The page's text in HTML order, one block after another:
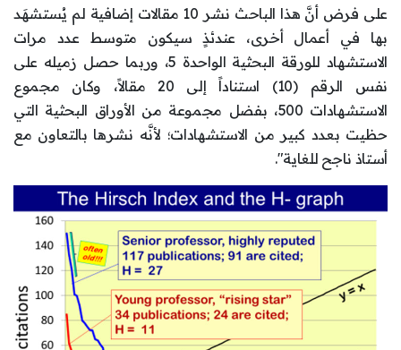
على فرض أنَّ هذا الباحث نشر 10 مقالات إضافية لم يُستشهَد
بها في أعمال أخرى، عندئذٍ سيكون متوسط عدد مرات
الاستشهاد للورقة البحثية الواحدة 5، وربما حصل زميله على
نفس الرقم (10) استناداً إلى 20 مقالاً، وكان مجموع
الاستشهادات 500، بفضل مجموعة من الأوراق البحثية التي
حظيت بعدد كبير من الاستشهادات؛ لأنَّه نشرها بالتعاون مع
أستاذ ناجح للغاية".